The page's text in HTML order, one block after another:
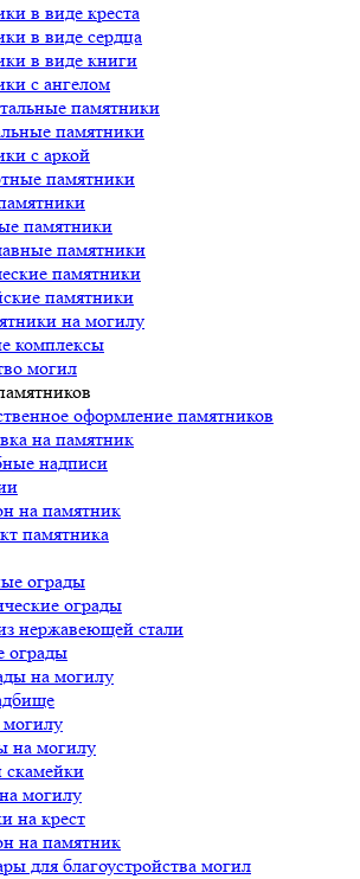
в виде креста
в виде сердца
в виде книги
с ангелом
памятники
памятники
с аркой
памятники
памятники
памятники
памятники
памятники
на могилу
комплексы
могил
оформление памятников
на памятник
надписи
на памятник
памятника
ограды
ограды
нержавеющей стали
ограды
на могилу
на могилу
могилу
на крест
на памятник
для благоустройства могил